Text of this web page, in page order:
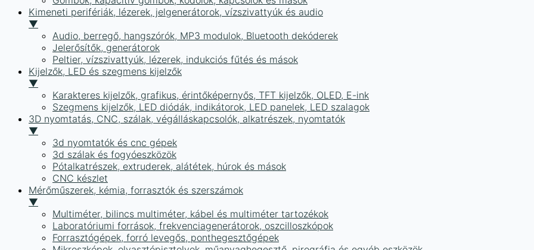
Kimeneti perifériák, lézerek, jelgenerátorok, vízszivattyúk és audio
▼
Audio, berregő, hangszórók, MP3 modulok, Bluetooth dekóderek
Jelerősítők, generátorok
Peltier, vízszivattyúk, lézerek, indukciós fűtés és mások
Kijelzők, LED és szegmens kijelzők
▼
Karakteres kijelzők, grafikus, érintőképernyős, TFT kijelzők, OLED, E-ink
Szegmens kijelzők, LED diódák, indikátorok, LED panelek, LED szalagok
3D nyomtatás, CNC, szálak, végálláskapcsolók, alkatrészek, nyomtatók
▼
3d nyomtatók és cnc gépek
3d szálak és fogyóeszközök
Pótalkatrészek, extruderek, alátétek, húrok és mások
CNC készlet
Mérőműszerek, kémia, forrasztók és szerszámok
▼
Multiméter, bilincs multiméter, kábel és multiméter tartozékok
Laboratóriumi források, frekvenciagenerátorok, oszcilloszkópok
Forrasztógépek, forró levegős, ponthegesztőgépek